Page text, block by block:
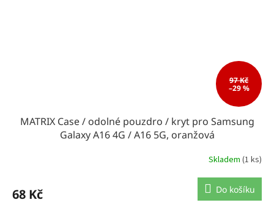
97 Kč
–29 %
MATRIX Case / odolné pouzdro / kryt pro Samsung
Galaxy A16 4G / A16 5G, oranžová
Skladem (1 ks)
68 Kč Do košíku